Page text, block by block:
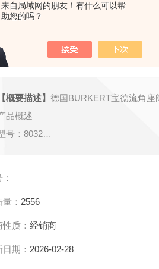
来自局域网的朋友！有什么可以帮
助您的吗？
BURKERT宝德流角
【概要描述】 德国BURKERT宝德流角座
品概述
号：8032
型：气动角座阀（Pneumatic Angle
： 2556
性质： 经销商
日期： 2026-02-28